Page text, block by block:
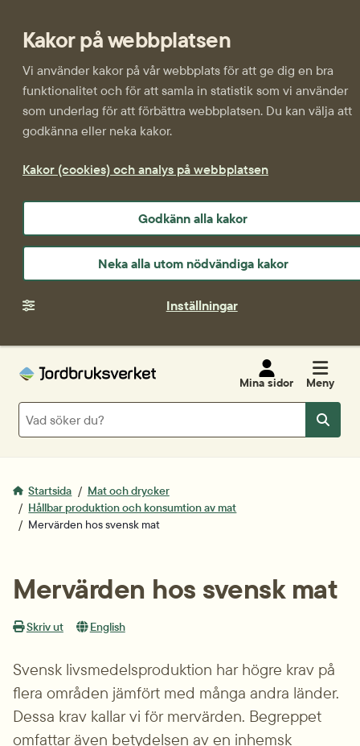
Kakor på webbplatsen
Vi använder kakor på vår webbplats för att ge dig en bra
funktionalitet och för att samla in statistik som vi använder
som underlag för att förbättra webbplatsen. Du kan välja att
godkänna eller neka kakor.
Kakor (cookies) och analys på webbplatsen
Godkänn alla kakor
Neka alla utom nödvändiga kakor
Inställningar
Mina sidor Meny
Sök
Sök
Startsida
Mat och drycker
Hållbar produktion och konsumtion av mat
Mervärden hos svensk mat
Mervärden hos svensk mat
Skriv ut English
Svensk livsmedels­produktion har högre krav på
flera områden jämfört med många andra länder.
Dessa krav kallar vi för mervärden. Begreppet
omfattar även betydelsen av en inhemsk